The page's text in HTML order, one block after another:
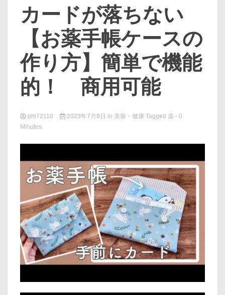
カードが落ちない
【お薬手帳ケースの
作り方】簡単で機能
的！ 商用可能
phi72110 2023年7月9日 in 美容・健康 Tagged 薬 - 0
Minutes